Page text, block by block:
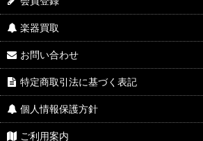
楽器買取
お問い合わせ
特定商取引法に基づく表記
個人情報保護方針
ご利用案内